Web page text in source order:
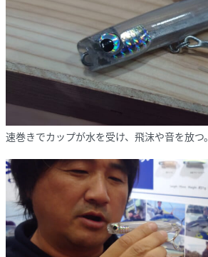
速巻きでカップが水を受け、飛沫や音を放つ。